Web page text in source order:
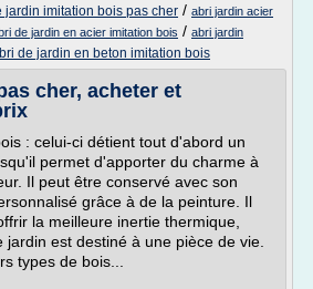
jardin imitation bois pas cher / abri jardin acier
de jardin en acier imitation bois / abri jardin
de jardin en beton imitation bois
cher, acheter et
: celui-ci détient tout d'abord un
permet d'apporter du charme à
Il peut être conservé avec son
grâce à de la peinture. Il
la meilleure inertie thermique,
jardin est destiné à une pièce de vie.
types de bois...